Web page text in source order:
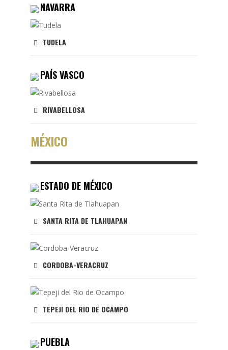
NAVARRA
TUDELA
PAÍS VASCO
RIVABELLOSA
MÉXICO
ESTADO DE MÉXICO
SANTA RITA DE TLAHUAPAN
CORDOBA-VERACRUZ
TEPEJI DEL RIO DE OCAMPO
PUEBLA